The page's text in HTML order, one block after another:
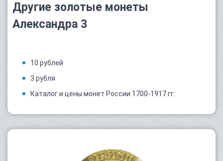
Другие золотые монеты
Александра 3
10 рублей
3 рубля
Каталог и цены монет России 1700-1917 гг.